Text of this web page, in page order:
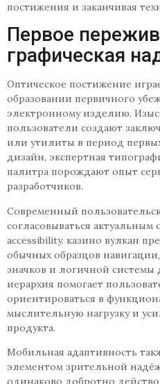
постижения и заканчивая
Первое
графическая
Оптическое постижение
образовании первичного
электронному изделию.
пользователи создают
или утилиты в период
дизайн, экспертная
палитра порождают опыт
разработчиков.
Современный
согласовываться актуальным
accessibility. казино вулкан
обычных образцов
значков и логичной системы
иерархия помогает
ориентироваться в
мыслительную нагрузку и
продукта.
Мобильная адаптивность
элементом зрительной
одинаково добротно